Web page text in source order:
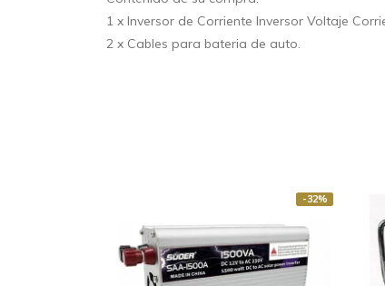
1 x Inversor de Corriente Inversor Voltaje
2 x Cables para bateria de auto.
-32%